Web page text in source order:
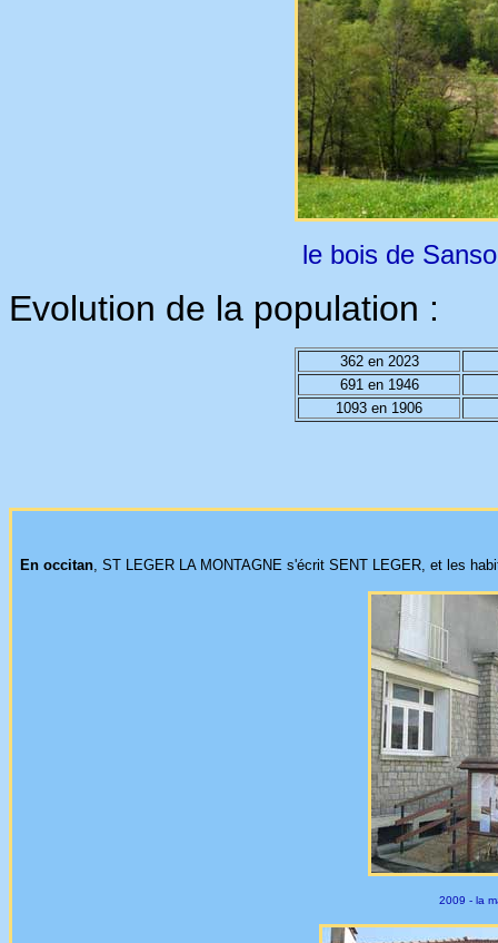
le bois de
Evolution de la population :
362 en 2023
691 en 1946
1093 en 1906
En occitan, ST LEGER LA MONTAGNE s'écrit SENT LEGER, et les
2009 - la